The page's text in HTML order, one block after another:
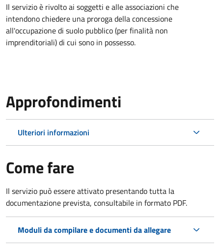
Il servizio è rivolto ai soggetti e alle associazioni che
intendono chiedere una proroga della concessione
all'occupazione di suolo pubblico (per finalità non
imprenditoriali) di cui sono in possesso.
Approfondimenti
Ulteriori informazioni
Come fare
Il servizio può essere attivato presentando tutta la
documentazione prevista, consultabile in formato PDF.
Moduli da compilare e documenti da allegare